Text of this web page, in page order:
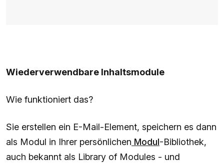
Wiederverwendbare Inhaltsmodule
Wie funktioniert das?
Sie erstellen ein E-Mail-Element, speichern es dann
als Modul in Ihrer persönlichen Modul-Bibliothek,
auch bekannt als Library of Modules - und